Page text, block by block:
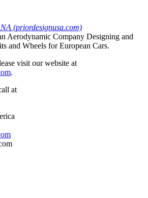
(priordesignusa.com)
Aerodynamic Company Designing and
and Wheels for European Cars.
visit our website at
.
at